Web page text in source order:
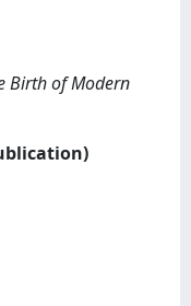
Birth of Modern